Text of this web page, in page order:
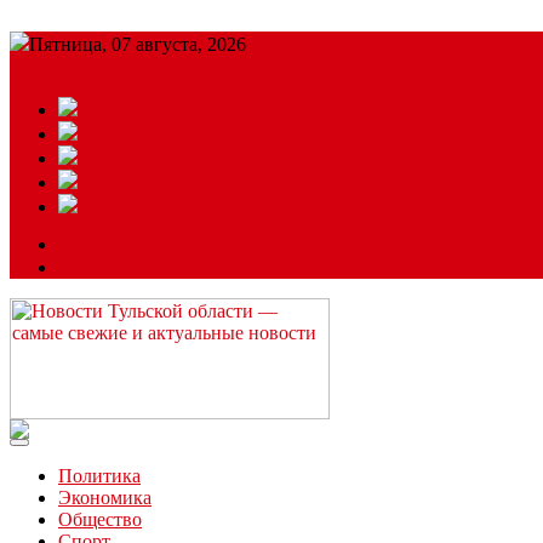
Пятница, 07 августа, 2026
Читайте последние новости дня в Тульской области на сайте
Политика
Экономика
Общество